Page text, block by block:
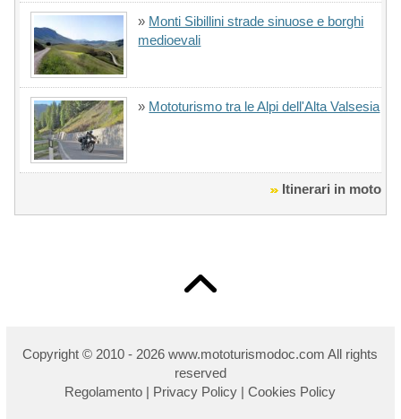
» Monti Sibillini strade sinuose e borghi
medioevali
» Mototurismo tra le Alpi dell'Alta Valsesia
Itinerari in moto
Copyright © 2010 - 2026 www.mototurismodoc.com All rights
reserved
Regolamento | Privacy Policy |Cookies Policy